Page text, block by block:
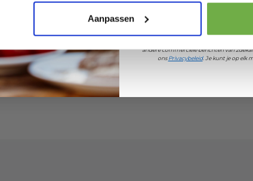
Aanpassen Pak € 5,-
andere commerciële berichten van
onsPrivacybeleid. Je kunt je op elk